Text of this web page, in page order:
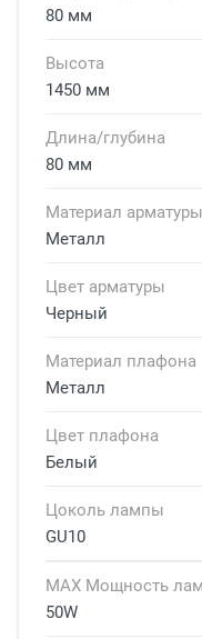
80 мм
Высота
1450 мм
Длина/глубина
80 мм
Материал арматуры
Металл
Цвет арматуры
Черный
Материал плафона
Металл
Цвет плафона
Белый
Цоколь лампы
GU10
MAX Мощность
50W